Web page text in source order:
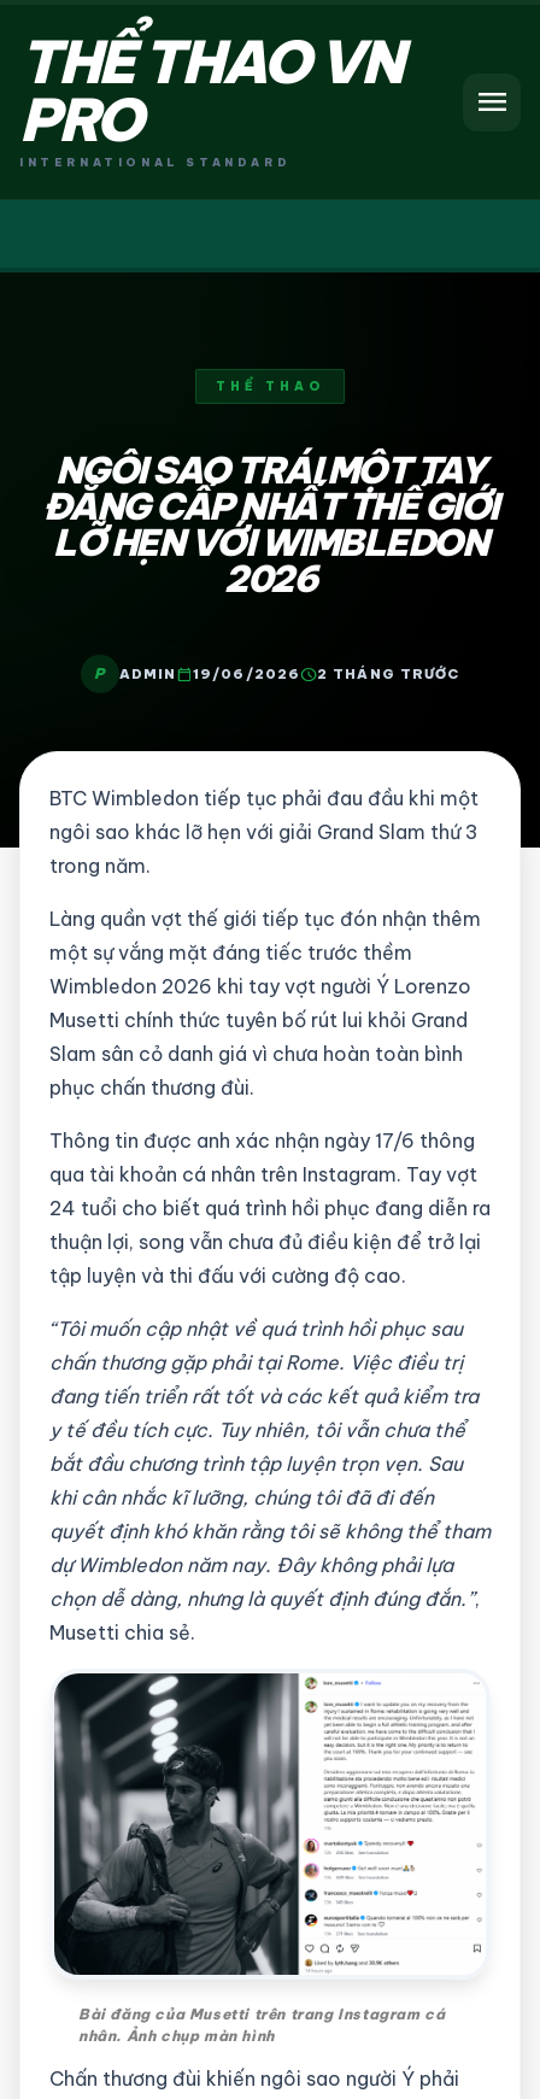
THỂ THAO VN
PRO
INTERNATIONAL STANDARD
menu
THỂ THAO
NGÔI SAO TRÁI MỘT TAY
ĐẲNG CẤP NHẤT THẾ GIỚI
LỠ HẸN VỚI WIMBLEDON
2026
P ADMIN calendar_today19/06/2026schedule2 THÁNG TRƯỚC
BTC Wimbledon tiếp tục phải đau đầu khi một
ngôi sao khác lỡ hẹn với giải Grand Slam thứ 3
trong năm.
Làng quần vợt thế giới tiếp tục đón nhận thêm
một sự vắng mặt đáng tiếc trước thềm
Wimbledon 2026 khi tay vợt người Ý Lorenzo
Musetti chính thức tuyên bố rút lui khỏi Grand
Slam sân cỏ danh giá vì chưa hoàn toàn bình
phục chấn thương đùi.
Thông tin được anh xác nhận ngày 17/6 thông
qua tài khoản cá nhân trên Instagram. Tay vợt
24 tuổi cho biết quá trình hồi phục đang diễn ra
thuận lợi, song vẫn chưa đủ điều kiện để trở lại
tập luyện và thi đấu với cường độ cao.
“Tôi muốn cập nhật về quá trình hồi phục sau
chấn thương gặp phải tại Rome. Việc điều trị
đang tiến triển rất tốt và các kết quả kiểm tra
y tế đều tích cực. Tuy nhiên, tôi vẫn chưa thể
bắt đầu chương trình tập luyện trọn vẹn. Sau
khi cân nhắc kĩ lưỡng, chúng tôi đã đi đến
quyết định khó khăn rằng tôi sẽ không thể tham
dự Wimbledon năm nay. Đây không phải lựa
chọn dễ dàng, nhưng là quyết định đúng đắn.”,
Musetti chia sẻ.
Bài đăng của Musetti trên trang Instagram cá
nhân. Ảnh chụp màn hình
Chấn thương đùi khiến ngôi sao người Ý phải